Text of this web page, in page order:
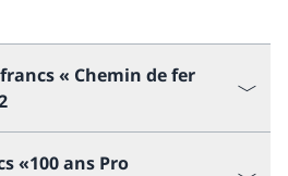
« Chemin de fer
«100 ans Pro